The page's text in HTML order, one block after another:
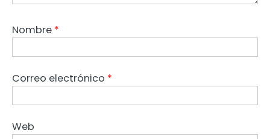
Nombre *
Correo electrónico *
Web